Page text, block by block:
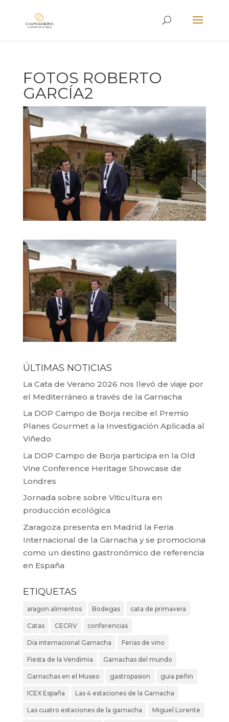
FOTOS ROBERTO
GARCÍA2
ÚLTIMAS NOTICIAS
La Cata de Verano 2026 nos llevó de viaje por
el Mediterráneo a través de la Garnacha
La DOP Campo de Borja recibe el Premio
Planes Gourmet a la Investigación Aplicada al
Viñedo
La DOP Campo de Borja participa en la Old
Vine Conference Heritage Showcase de
Londres
Jornada sobre sobre Viticultura en
producción ecológica
Zaragoza presenta en Madrid la Feria
Internacional de la Garnacha y se promociona
como un destino gastronómico de referencia
en España
ETIQUETAS
aragon alimentos Bodegas cata de primavera
Catas CECRV conferencias
Dia internacional Garnacha Ferias de vino
Fiesta de la Vendimia Garnachas del mundo
Garnachas en el Museo gastropasion guia peñin
ICEX España Las 4 estaciones de la Garnacha
Las cuatro estaciones de la garnacha Miguel Lorente